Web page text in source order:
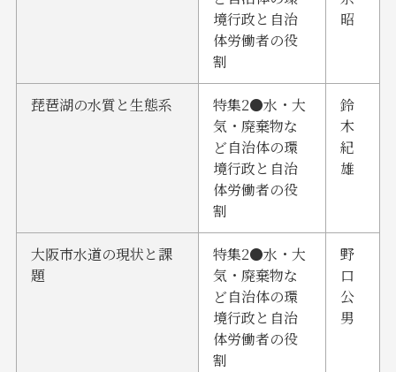
境行政と自治
体労働者の役
割
昭
琵琶湖の水質と生態系
特集2●水・大
気・廃棄物な
ど自治体の環
境行政と自治
体労働者の役
割
鈴
木
紀
雄
大阪市水道の現状と課
題
特集2●水・大
気・廃棄物な
ど自治体の環
境行政と自治
体労働者の役
割
野
口
公
男